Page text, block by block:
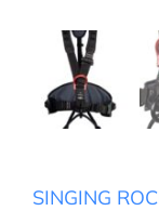
SINGING